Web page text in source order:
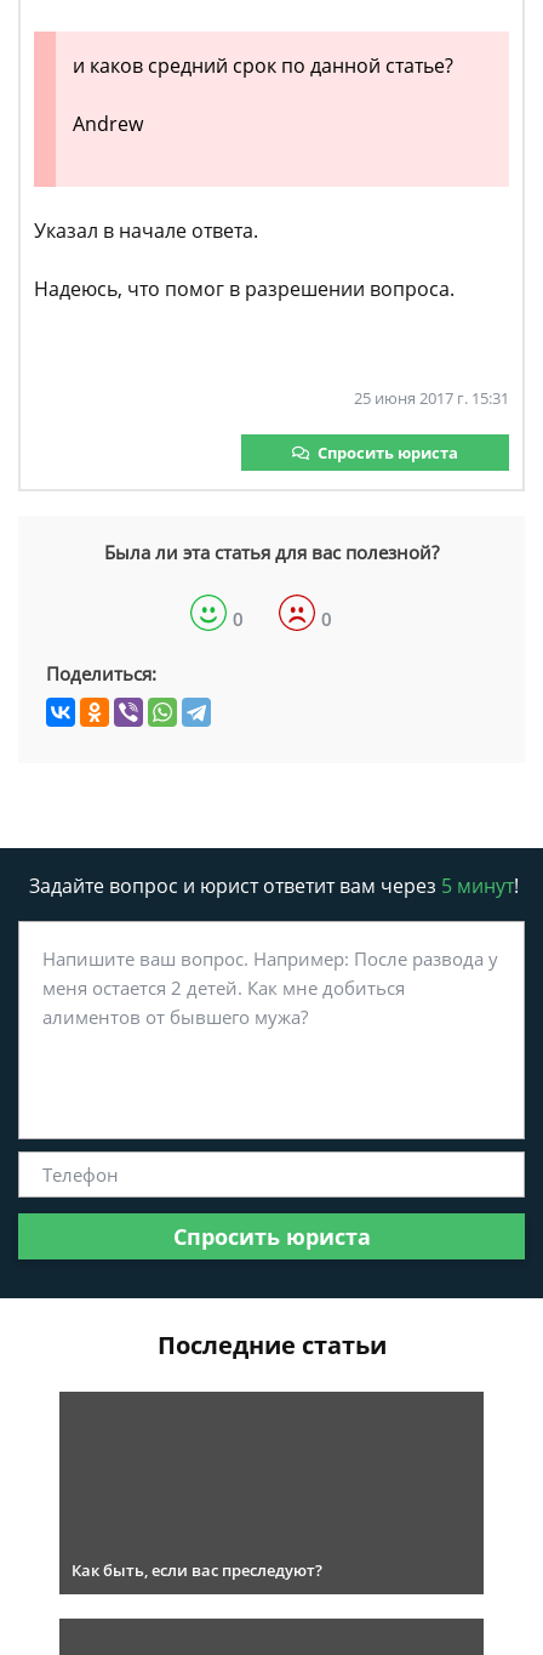
и каков средний срок по данной статье?
Andrew
Указал в начале ответа.
Надеюсь, что помог в разрешении вопроса.
25 июня 2017 г. 15:31
Спросить юриста
Была ли эта статья для вас полезной?
0 0
Поделиться:
Задайте вопрос и юрист ответит вам через 5 минут!
Спросить юриста
Последние статьи
Как быть, если вас преследуют?